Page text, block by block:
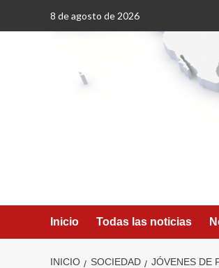
8 de agosto de 2026
Inicio Todas las noticias
INICIO SOCIEDAD JÓVENES DE